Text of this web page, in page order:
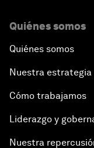
Quiénes somos
Quiénes somos
Nuestra estrategia
Cómo trabajamos
Liderazgo y
Nuestra